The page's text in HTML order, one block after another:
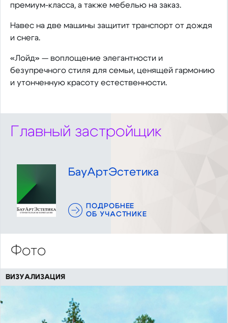
премиум-класса, а также мебелью на заказ.
Навес на две машины защитит транспорт от дождя
и снега.
«Лойд» — воплощение элегантности и
безупречного стиля для семьи, ценящей гармонию
и утонченную красоту естественности.
Главный застройщик
БауАртЭстетика
ПОДРОБНЕЕ
ОБ УЧАСТНИКЕ
Фото
ВИЗУАЛИЗАЦИЯ